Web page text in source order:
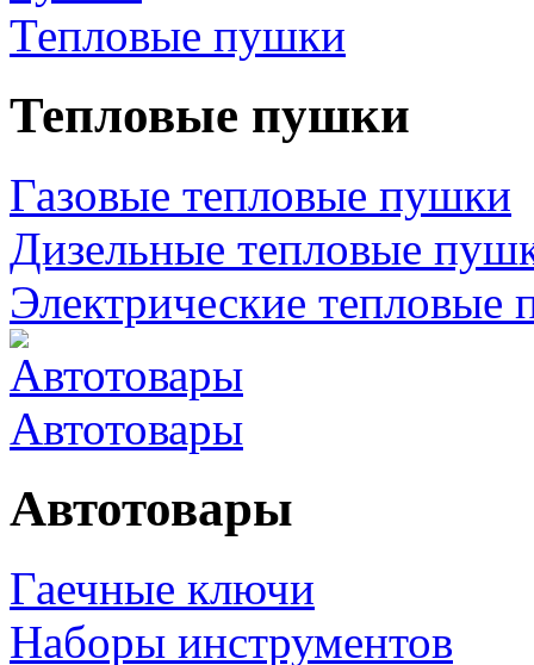
Тепловые пушки
Тепловые пушки
Газовые тепловые пушки
Дизельные тепловые
Электрические тепловые
Автотовары
Автотовары
Гаечные ключи
Наборы инструментов